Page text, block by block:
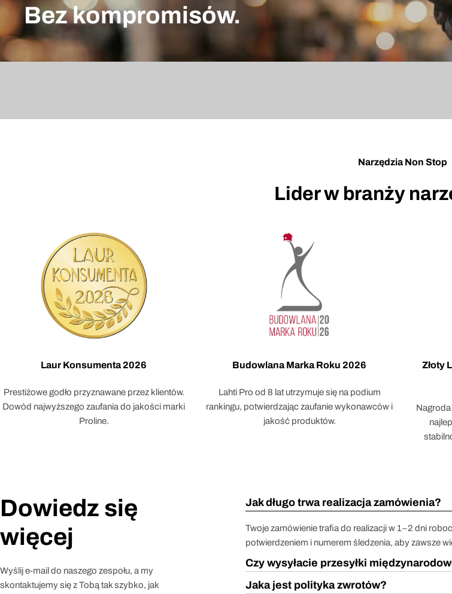
Bez kompromisów.
Narzędzia Non Stop
Lider w branży
Laur Konsumenta 2026
Prestiżowe godło przyznawane przez klientów.
Dowód najwyższego zaufania do jakości marki
Proline.
Budowlana Marka Roku 2026
Lahti Pro od 8 lat utrzymuje się na podium
rankingu, potwierdzając zaufanie wykonawców i
jakość produktów.
Złoty
Dowiedz się
więcej
Wyślij e-mail do naszego zespołu, a my
skontaktujemy się z Tobą tak szybko, jak
Jak długo trwa realizacja zamówienia?
Twoje zamówienie trafia do realizacji w 1–2 dni
potwierdzeniem i numerem śledzenia, aby zawsze
Czy wysyłacie przesyłki
Jaka jest polityka zwrotów?